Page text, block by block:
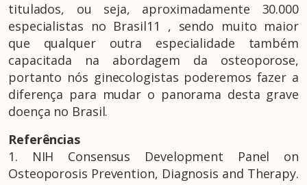
titulados, ou seja, aproximadamente 30.000
especialistas no Brasil11 , sendo muito maior
que qualquer outra especialidade também
capacitada na abordagem da osteoporose,
portanto nós ginecologistas poderemos fazer a
diferença para mudar o panorama desta grave
doença no Brasil.
Referências
1. NIH Consensus Development Panel on
Osteoporosis Prevention, Diagnosis and Therapy.